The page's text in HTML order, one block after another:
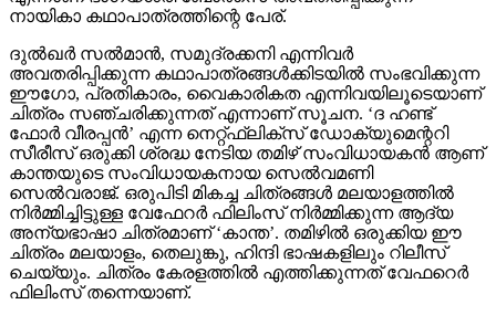
നായികാ കഥാപാത്രത്തിന്റെ പേര്.
ദുല്‍ഖര്‍ സല്‍മാന്‍, സമുദ്രക്കനി എന്നിവര്‍
അവതരിപ്പിക്കുന്ന കഥാപാത്രങ്ങള്‍ക്കിടയില്‍ സംഭവിക്കുന്ന
ഈഗോ, പ്രതികാരം, വൈകാരികത എന്നിവയിലൂടെയാണ്
ചിത്രം സഞ്ചരിക്കുന്നത് എന്നാണ് സൂചന. ‘ദ ഹണ്ട്
ഫോര്‍ വീരപ്പന്‍’ എന്ന നെറ്റ്ഫ്‌ലിക്‌സ് ഡോക്യുമെന്ററി
സീരീസ് ഒരുക്കി ശ്രദ്ധ നേടിയ തമിഴ് സംവിധായകന്‍ ആണ്
കാന്തയുടെ സംവിധായകനായ സെല്‍വമണി
സെല്‍വരാജ്. ഒരുപിടി മികച്ച ചിത്രങ്ങള്‍ മലയാളത്തില്‍
നിര്‍മ്മിച്ചിട്ടുള്ള വേഫേറര്‍ ഫിലിംസ് നിര്‍മ്മിക്കുന്ന ആദ്യ
അന്യഭാഷാ ചിത്രമാണ് ‘കാന്ത’. തമിഴില്‍ ഒരുക്കിയ ഈ
ചിത്രം മലയാളം, തെലുങ്കു, ഹിന്ദി ഭാഷകളിലും റിലീസ്
ചെയ്യും. ചിത്രം കേരളത്തില്‍ എത്തിക്കുന്നത് വേഫറെര്‍
ഫിലിംസ് തന്നെയാണ്.